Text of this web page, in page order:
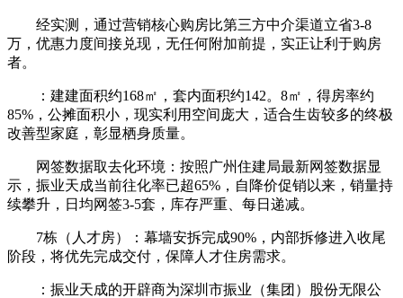
经实测，通过营销核心购房比第三方中介渠道立省3-8
万，优惠力度间接兑现，无任何附加前提，实正让利于购房
者。
：建建面积约168㎡，套内面积约142。8㎡，得房率约
85%，公摊面积小，现实利用空间庞大，适合生齿较多的终极
改善型家庭，彰显栖身质量。
网签数据取去化环境：按照广州住建局最新网签数据显
示，振业天成当前往化率已超65%，自降价促销以来，销量持
续攀升，日均网签3-5套，库存严重、每日递减。
7栋（人才房）：幕墙安拆完成90%，内部拆修进入收尾
阶段，将优先完成交付，保障人才住房需求。
：振业天成的开辟商为深圳市振业（集团）股份无限公